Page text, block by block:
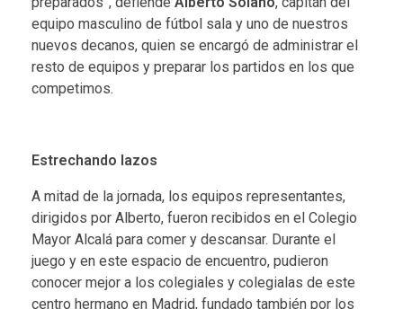
equipo masculino de fútbol sala y uno de nuestros
nuevos decanos, quien se encargó de administrar el
resto de equipos y preparar los partidos en los que
competimos.
Estrechando lazos
A mitad de la jornada, los equipos representantes,
dirigidos por Alberto, fueron recibidos en el Colegio
Mayor Alcalá para comer y descansar. Durante el
juego y en este espacio de encuentro, pudieron
conocer mejor a los colegiales y colegialas de este
centro hermano en Madrid, fundado también por los